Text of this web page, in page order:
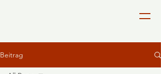
Beitrag